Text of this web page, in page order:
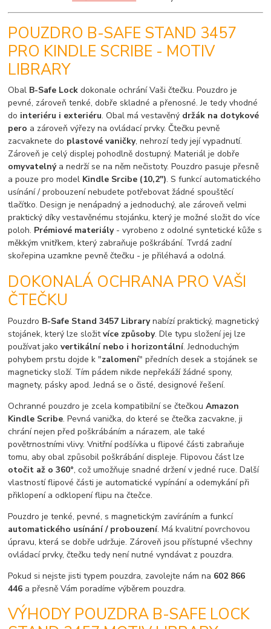
POUZDRO B-SAFE STAND 3457
PRO KINDLE SCRIBE - MOTIV
LIBRARY
Obal B-Safe Lock dokonale ochrání Vaši čtečku. Pouzdro je
pevné, zároveň tenké, dobře skladné a přenosné. Je tedy vhodné
do interiéru i exteriéru. Obal má vestavěný držák na dotykové
pero a zároveň výřezy na ovládací prvky. Čtečku pevně
zacvaknete do plastové vaničky, nehrozí tedy její vypadnutí.
Zároveň je celý displej pohodlně dostupný. Materiál je dobře
omyvatelný a nedrží se na něm nečistoty. Pouzdro pasuje přesně
a pouze pro model Kindle Srcibe (10,2"). S funkcí automatického
usínání / probouzení nebudete potřebovat žádné spouštěcí
tlačítko. Design je nenápadný a jednoduchý, ale zároveň velmi
praktický díky vestavěnému stojánku, který je možné složit do více
poloh. Prémiové materiály- vyrobeno z odolné syntetické kůže s
měkkým vnitřkem, který zabraňuje poškrábání. Tvrdá zadní
skořepina uzamkne pevně čtečku - je přiléhavá a odolná.
DOKONALÁ OCHRANA PRO VAŠI
ČTEČKU
Pouzdro B-Safe Stand 3457 Librarynabízí praktický, magnetický
stojánek, který lze složitvíce způsoby. Dle typu složení jej lze
používat jakovertikální nebo i horizontální. Jednoduchým
pohybem prstu dojde k "zalomení" předních desek a stojánek se
magneticky složí. Tím pádem nikde nepřekáží žádné spony,
magnety, pásky apod. Jedná se o čisté, designové řešení.
Ochranné pouzdro je zcela kompatibilní se čtečkouAmazon
Kindle Scribe. Pevná vanička, do které se čtečka zacvakne, ji
chrání nejen před poškrábáním a nárazem, ale také
povětrnostními vlivy. Vnitřní podšívka u flipové části zabraňuje
tomu, aby obal způsobil poškrábání displeje. Flipovou část lze
otočit až o 360°, což umožňuje snadné držení v jedné ruce. Další
vlastností flipové části je automatické vypínání a odemykání při
přiklopení a odklopení flipu na čtečce.
Pouzdro je tenké, pevné, s magnetickým zavíráním a funkcí
automatického usínání / probouzení. Má kvalitní povrchovou
úpravu, která se dobře udržuje. Zároveň jsou přístupné všechny
ovládací prvky, čtečku tedy není nutné vyndávat z pouzdra.
Pokud si nejste jisti typem pouzdra, zavolejte nám na 602 866
446 a přesně Vám poradíme výběrem pouzdra.
VÝHODY POUZDRA B-SAFE LOCK